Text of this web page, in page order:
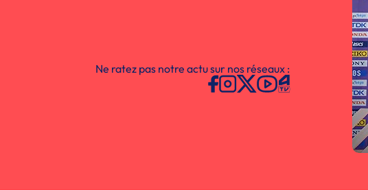
Ne ratez pas notre actu sur nos réseaux :